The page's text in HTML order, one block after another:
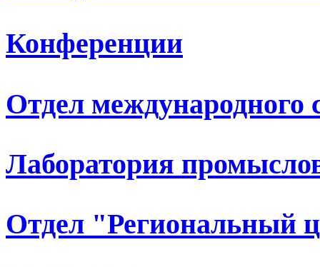
Конференции
Отдел международного
Лаборатория
Отдел "Региональный